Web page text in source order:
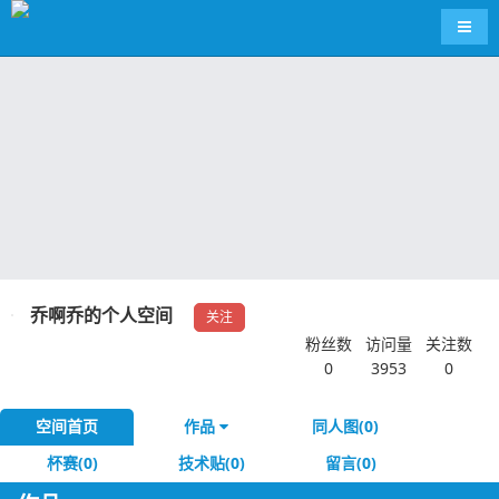
导航
乔啊乔的个人空间 关注
粉丝数
0
访问量
3953
关注数
0
空间首页 作品
同人图(0)
杯赛(0)
技术贴(0) 留言(0)